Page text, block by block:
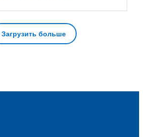
Загрузить больше